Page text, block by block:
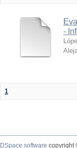
-
1
DSpace software copyright